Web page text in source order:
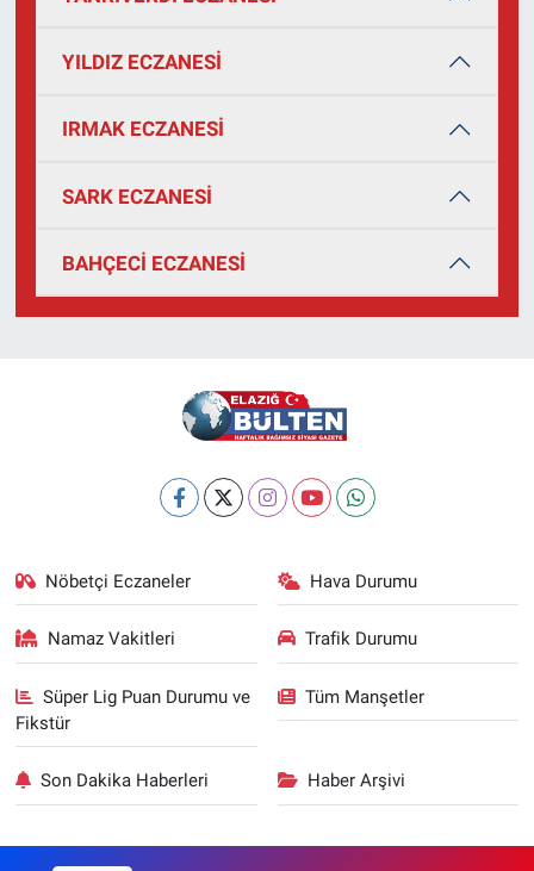
YILDIZ ECZANESİ
IRMAK ECZANESİ
SARK ECZANESİ
BAHÇECİ ECZANESİ
Nöbetçi Eczaneler Hava Durumu
Namaz Vakitleri Trafik Durumu
Süper Lig Puan Durumu ve
Fikstür
Tüm Manşetler
Son Dakika Haberleri Haber Arşivi